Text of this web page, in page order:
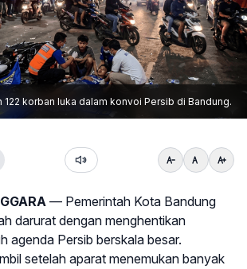
korban luka dalam konvoi Persib di Bandung.
— Pemerintah Kota Bandung
darurat dengan menghentikan
agenda Persib berskala besar.
setelah aparat menemukan banyak